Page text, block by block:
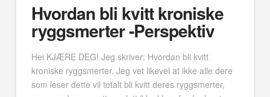
Hvordan bli kvitt kroniske
ryggsmerter -Perspektiv
Hei KJÆRE DEG! Jeg skriver: Hvordan bli kvitt
kroniske ryggsmerter. Jeg vet likevel at ikke alle dere
som leser dette vil totalt bli kvitt deres ryggsmerter,